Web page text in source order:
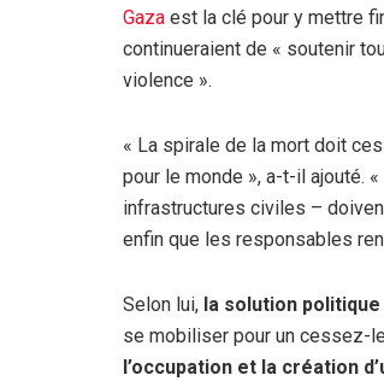
Gaza est la clé pour y mettre
continueraient de « soutenir
violence ».
« La spirale de la mort doit
pour le monde », a-t-il ajouté. «
infrastructures civiles –
enfin que les responsables
Selon lui, la solution
se mobiliser pour un cessez-
l’occupation et la création